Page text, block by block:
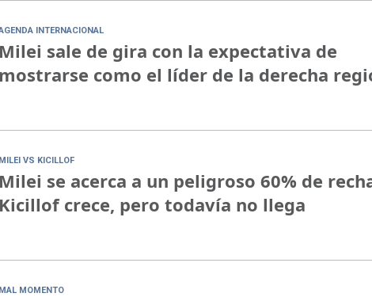
INTERNACIONAL
Milei sale de gira con la expectativa de
mostrarse como el líder de la derecha
MILEI VS KICILLOF
Milei se acerca a un peligroso 60% de
Kicillof crece, pero todavía no llega
MAL MOMENTO